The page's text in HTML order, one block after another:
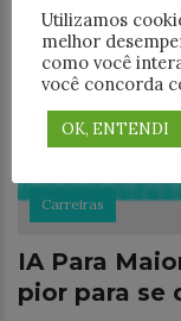
Carreiras
IA Para
pior para se
Utilizamos
melhor
como você
você concorda
OK, ENTENDI